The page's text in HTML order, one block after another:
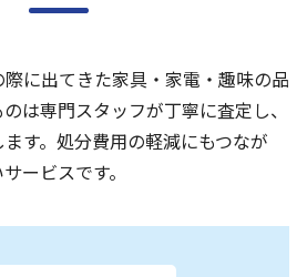
に出てきた家具・家電・趣味の品
は専門スタッフが丁寧に査定し、
す。処分費用の軽減にもつなが
ービスです。